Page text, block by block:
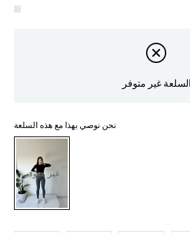
السلعة غير متوفر
نحن نوصي بهذا مع هذه السلعة
غير متوفر